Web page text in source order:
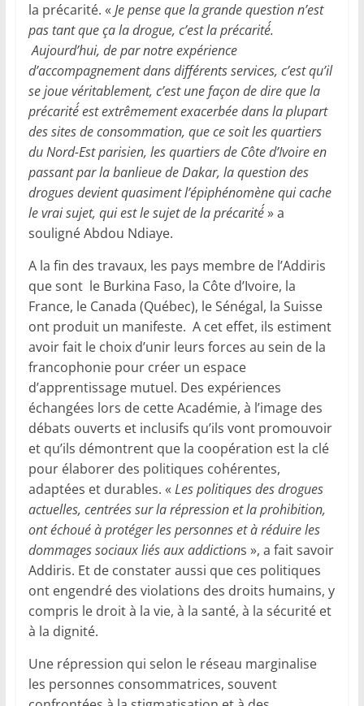
la précarité. « Je pense que la grande question n’est
pas tant que ça la drogue, c’est la précarité́.
Aujourd’hui, de par notre expérience
d’accompagnement dans différents services, c’est qu’il
se joue véritablement, c’est une façon de dire que la
précarité́ est extrêmement exacerbée dans la plupart
des sites de consommation, que ce soit les quartiers
du Nord-Est parisien, les quartiers de Côte d’Ivoire en
passant par la banlieue de Dakar, la question des
drogues devient quasiment l’épiphénomène qui cache
le vrai sujet, qui est le sujet de la précarité́» a
souligné Abdou Ndiaye.
A la fin des travaux, les pays membre de l’Addiris
que sont le Burkina Faso, la Côte d’Ivoire, la
France, le Canada (Québec), le Sénégal, la Suisse
ont produit un manifeste. A cet effet, ils estiment
avoir fait le choix d’unir leurs forces au sein de la
francophonie pour créer un espace
d’apprentissage mutuel. Des expériences
échangées lors de cette Académie, à l’image des
débats ouverts et inclusifs qu’ils vont promouvoir
et qu’ils démontrent que la coopération est la clé
pour élaborer des politiques cohérentes,
adaptées et durables. « Les politiques des drogues
actuelles, centrées sur la répression et la prohibition,
ont échoué à protéger les personnes et à réduire les
dommages sociaux liés aux addictions », a fait savoir
Addiris. Et de constater aussi que ces politiques
ont engendré des violations des droits humains, y
compris le droit à la vie, à la santé, à la sécurité et
à la dignité.
Une répression qui selon le réseau marginalise
les personnes consommatrices, souvent